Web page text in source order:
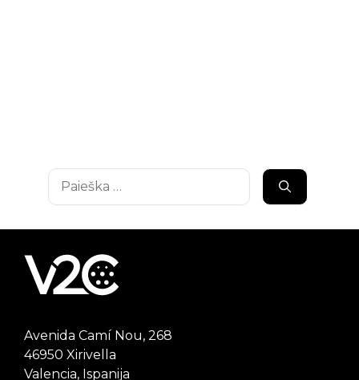
Ieškoti:
Avenida Camí Nou, 268
46950 Xirivella
Valencia, Ispanija